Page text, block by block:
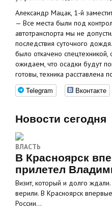
Александр Мацак, 1-й
— Все места были под
автотранспорта мы не
последствия суточного
было откачено спецтехникой,
ожидаем, что осадки будут
готовы, техника расставлена
Telegram Вконтакте
Новости сегодня
ВЛАСТЬ
В Красноярск
прилетел
Визит, который и долго
верили. В Красноярск
России…